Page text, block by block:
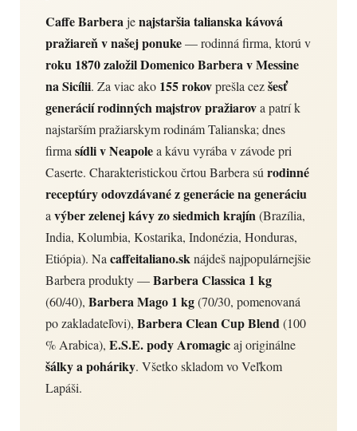
Caffe Barberajenajstaršia talianska kávová
pražiareň v našej ponuke— rodinná firma, ktorú v
roku 1870 založil Domenico Barbera v Messine
na Sicílii. Za viac ako 155 rokovprešla cezšesť
generácií rodinných majstrov pražiarova patrí k
najstarším pražiarskym rodinám Talianska; dnes
firma sídli v Neapolea kávu vyrába v závode pri
Caserte. Charakteristickou črtou Barbera sú rodinné
receptúry odovzdávané z generácie na generáciu
a výber zelenej kávy zo siedmich krajín(Brazília,
India, Kolumbia, Kostarika, Indonézia, Honduras,
Etiópia). Na caffeitaliano.sknájdeš najpopulárnejšie
Barbera produkty —Barbera Classica 1 kg
(60/40), Barbera Mago 1 kg(70/30, pomenovaná
po zakladateľovi), Barbera Clean Cup Blend(100
% Arabica), E.S.E. pody Aromagicaj originálne
šálky a poháriky. Všetko skladom vo Veľkom
Lapáši.